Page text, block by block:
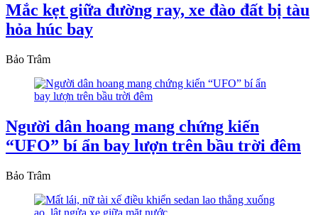
Mắc kẹt giữa đường ray, xe đào đất bị tàu
hỏa húc bay
Bảo Trâm
Người dân hoang mang chứng kiến
“UFO” bí ẩn bay lượn trên bầu trời đêm
Bảo Trâm